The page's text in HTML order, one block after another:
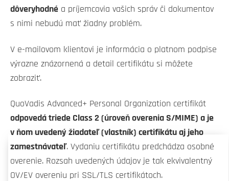
dôveryhodné a príjemcovia vašich správ či dokumentov
s nimi nebudú mať žiadny problém.
V e-mailovom klientovi je informácia o platnom podpise
výrazne znázornená a detail certifikátu si môžete
zobraziť.
QuoVadis Advanced+ Personal Organization certifikát
odpovedá triede Class 2 (úroveň overenia S/MIME) a je
v ňom uvedený žiadateľ (vlastník) certifikátu aj jeho
zamestnávateľ. Vydaniu certifikátu predchádza osobné
overenie. Rozsah uvedených údajov je tak ekvivalentný
OV/EV overeniu pri SSL/TLS certifikátoch.